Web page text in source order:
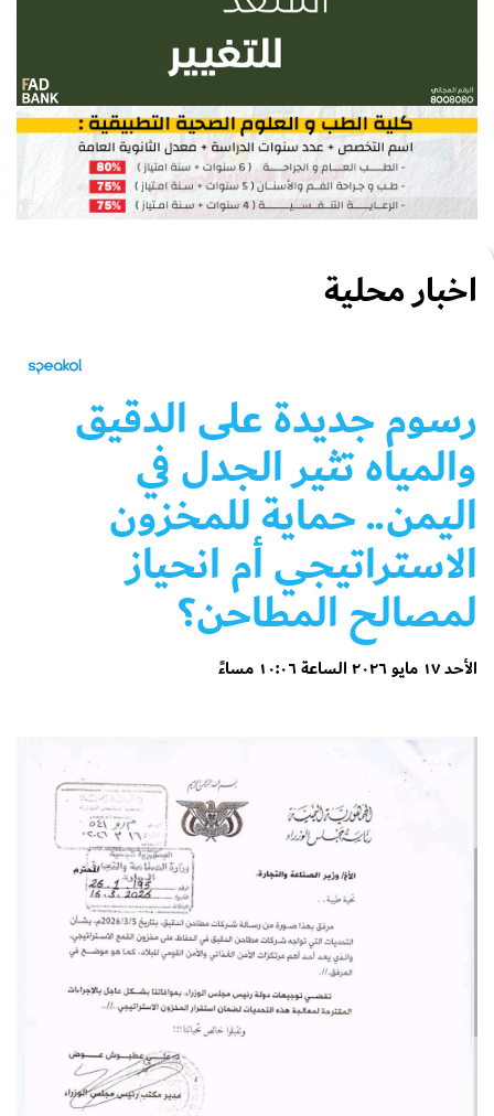
اخبار محلية
رسوم جديدة على الدقيق
والمياه تثير الجدل في
اليمن.. حماية للمخزون
الاستراتيجي أم انحياز
لمصالح المطاحن؟
الأحد ١٧ مايو ٢٠٢٦ الساعة ١٠:٠٦ مساءً